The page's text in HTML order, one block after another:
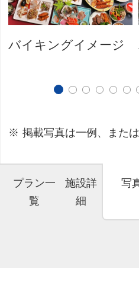
バイキングイメージ
掲載写真は一例、また
プラン一
覧
施設詳
細
写